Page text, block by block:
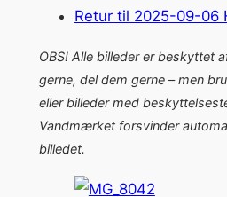
Retur til 2025-09-06
OBS! Alle billeder er beskyttet
gerne, del dem gerne – men
eller billeder med
Vandmærket forsvinder
billedet.